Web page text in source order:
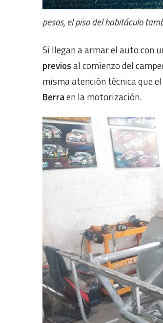
pesos, el piso del habitáculo
Si llegan a armar el auto con
previosal comienzo del
misma atención técnica que
Berraen la motorización.